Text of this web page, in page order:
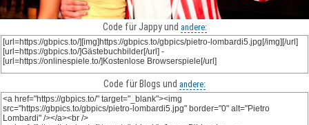
Code für Jappy und andere:
Code für Blogs und andere: